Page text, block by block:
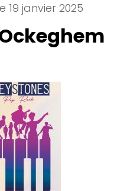
19 janvier 2025